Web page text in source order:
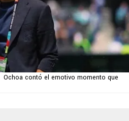
Ochoa contó el emotivo momento que